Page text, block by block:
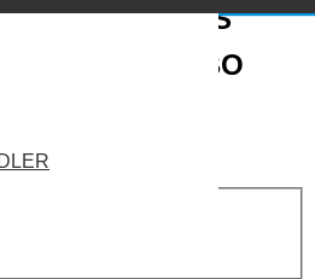
Klasse W221 S
V12 TWINTURBO